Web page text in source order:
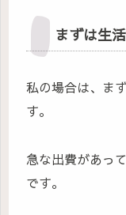
まずは生
私の場合は、ま
す。
急な出費があっ
です。